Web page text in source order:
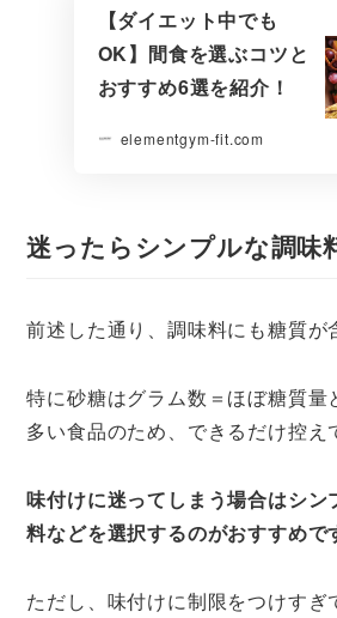
【ダイエット中でも
OK】間食を選ぶコツと
おすすめ6選を紹介！
elementgym-fit.com
迷ったらシンプルな調味
前述した通り、調味料にも糖質が
特に砂糖はグラム数＝ほぼ糖質量
多い食品のため、できるだけ控え
味付けに迷ってしまう場合はシン
料などを選択するのがおすすめで
ただし、味付けに制限をつけすぎ